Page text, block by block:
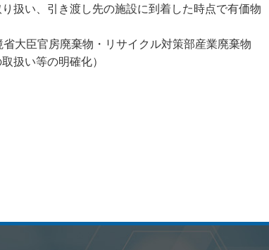
扱い、引き渡し先の施設に到着した時点で有価物
大臣官房廃棄物・リサイクル対策部産業廃棄物
扱い等の明確化）